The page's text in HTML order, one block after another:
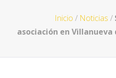
Inicio / Noticias /
asociación en Villanueva